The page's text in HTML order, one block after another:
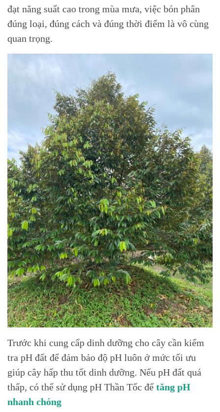
đạt năng suất cao trong mùa mưa, việc bón phân
đúng loại, đúng cách và đúng thời điểm là vô cùng
quan trọng.
Trước khi cung cấp dinh dưỡng cho cây cần kiểm
tra pH đất để đảm bảo độ pH luôn ở mức tối ưu
giúp cây hấp thu tốt dinh dưỡng. Nếu pH đất quá
thấp, có thể sử dụng pH Thần Tốc để tăng pH
nhanh chóng